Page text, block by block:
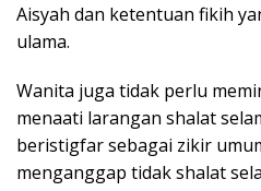
Aisyah dan ketentuan fikih
ulama.
Wanita juga tidak perlu
menaati larangan shalat
beristigfar sebagai zikir
menganggap tidak shalat